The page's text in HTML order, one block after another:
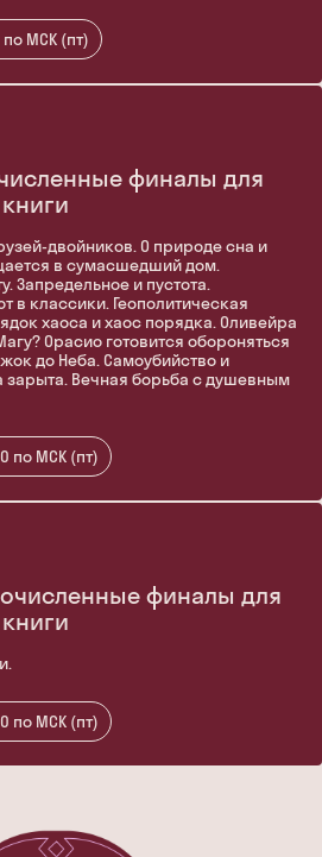
по МСК (пт)
финалы для
двойников. О природе сна и
в сумасшедший дом.
Запредельное и пустота.
в классики. Геополитическая
хаоса и хаос порядка. Оливейра
Орасио готовится обороняться
до Неба. Самоубийство и
зарыта. Вечная борьба с душевным
по МСК (пт)
финалы для
по МСК (пт)